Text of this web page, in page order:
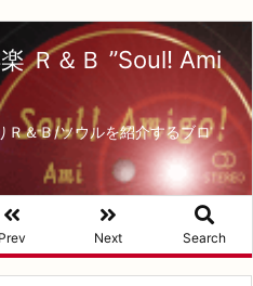
Ｒ＆Ｂ ”Soul! Ami
Ｒ＆Ｂ/ソウルを紹介するブロ
Prev Next Search